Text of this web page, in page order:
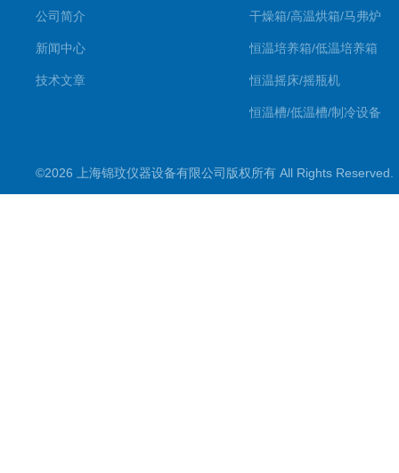
公司简介
新闻中心
技术文章
干燥箱/高温烘箱/马弗炉
恒温培养箱/低温培养箱
恒温摇床/摇瓶机
恒温槽/低温槽/制冷设备
超声波仪器
©2026 上海锦玟仪器设备有限公司版权所有 All Rights